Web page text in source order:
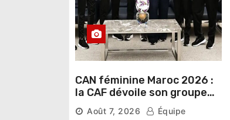
CAN féminine Maroc 2026 :
la CAF dévoile son groupe
d’experts chargé d’analyser
la compétition
Août 7, 2026
Équipe